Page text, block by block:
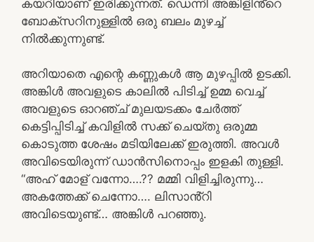
കയറിയാണ് ഇരിക്കുന്നത്. ഡെന്നി അങ്കിളിൻ്റെ
ബോക്സറിനുള്ളിൽ ഒരു ബലം മുഴച്ച്
നിൽക്കുന്നുണ്ട്.
അറിയാതെ എന്റെ കണ്ണുകൾ ആ മുഴപ്പിൽ ഉടക്കി.
അങ്കിൾ അവളുടെ കാലിൽ പിടിച്ച് ഉമ്മ വെച്ച്
അവളുടെ ഓറഞ്ച് മുലയടക്കം ചേർത്ത്
കെട്ടിപ്പിടിച്ച് കവിളിൽ സക്ക് ചെയ്തു ഒരുമ്മ
കൊടുത്ത ശേഷം മടിയിലേക്ക് ഇരുത്തി. അവൾ
അവിടെയിരുന്ന് ഡാൻസിനൊപ്പം ഇളകി തുള്ളി.
“അഹ് മോള് വന്നോ….?? മമ്മി വിളിച്ചിരുന്നു…
അകത്തേക്ക് ചെന്നോ…. ലിസാൻ്റി
അവിടെയുണ്ട്… അങ്കിൾ പറഞ്ഞു.